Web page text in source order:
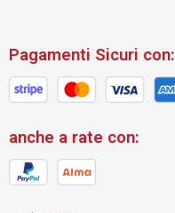
Pagamenti Sicuri con:
anche a rate con: